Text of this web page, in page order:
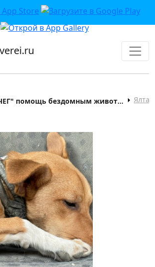
VK">
ОО "КОВЧЕГ" помощь бездомным животным в г. Ялта Ялта